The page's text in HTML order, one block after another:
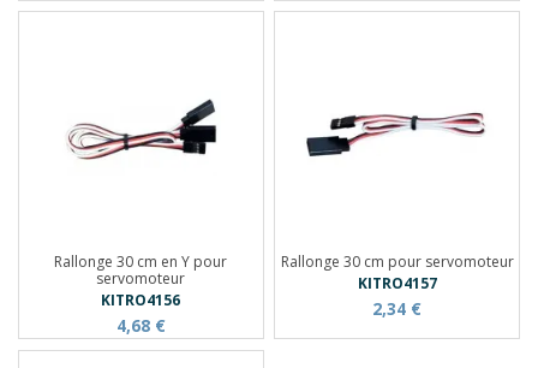
Rallonge 30 cm en Y pour
servomoteur
KITRO4156
4,68 €
Rallonge 30 cm pour servomoteur
KITRO4157
2,34 €